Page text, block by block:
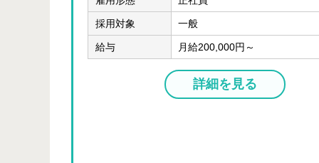
採用対象 一般
給与 月給200,000円～
詳細を見る